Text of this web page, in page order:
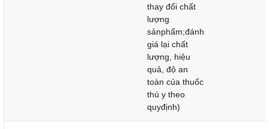
thay đổi chất
lượng
sảnphẩm;đánh
giá lại chất
lượng, hiệu
quả, độ an
toàn của thuốc
thú y theo
quyđịnh)